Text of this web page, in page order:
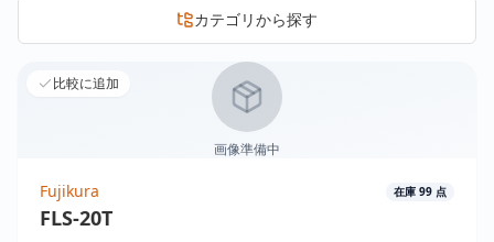
カテゴリから探す
比較に追加
画像準備中
Fujikura 在庫 99 点
FLS-20T